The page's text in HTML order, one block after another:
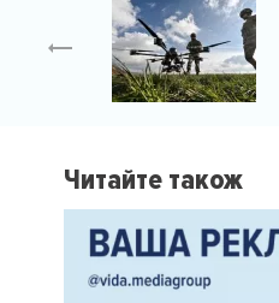
Читайте також